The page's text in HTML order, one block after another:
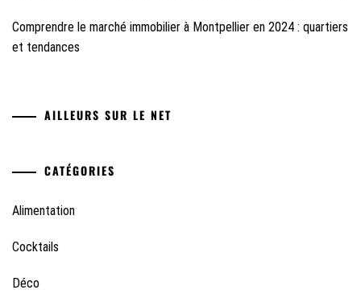
Comprendre le marché immobilier à Montpellier en 2024 : quartiers
et tendances
AILLEURS SUR LE NET
CATÉGORIES
Alimentation
Cocktails
Déco